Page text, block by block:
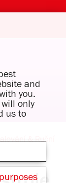
& Ruční
and
you.
only
us to